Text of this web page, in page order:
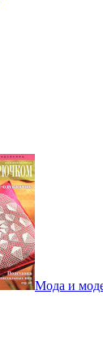
Мода и